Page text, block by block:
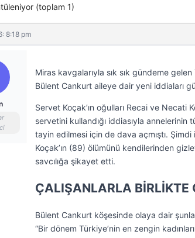
(toplam 1)
8:18 pm
Miras kavgalarıyla sık sık gündeme
Bülent Cankurt aileye dair yeni iddiaları
Servet Koçak’ın oğulları Recai ve Necati
servetini kullandığı iddiasıyla
tayin edilmesi için de dava açmıştı.
Koçak’ın (89) ölümünü kendilerinden
savcılığa şikayet etti.
ÇALIŞANLARLA BİRLİKTE
Bülent Cankurt köşesinde olaya dair
“Bir dönem Türkiye’nin en zengin